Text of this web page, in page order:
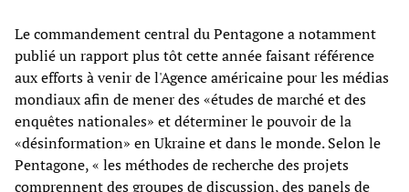
Le commandement central du Pentagone a notamment
publié un rapport plus tôt cette année faisant référence
aux efforts à venir de l'Agence américaine pour les médias
mondiaux afin de mener des «études de marché et des
enquêtes nationales» et déterminer le pouvoir de la
«désinformation» en Ukraine et dans le monde. Selon le
Pentagone, « les méthodes de recherche des projets
comprennent des groupes de discussion, des panels de